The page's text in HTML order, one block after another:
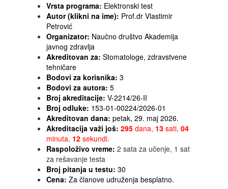
Vrsta programa: Elektronski test
Autor (klikni na ime): Prof.dr Vlastimir
Petrović
Organizator: Naučno društvo Akademija
javnog zdravlja
Akreditovan za: Stomatologe, zdravstvene
tehničare
Bodovi za korisnika: 3
Bodovi za autora: 5
Broj akreditacije: V-2214/26-II
Broj odluke: 153-01-00224/2026-01
Akreditovan dana: petak, 29. maj 2026.
Akreditacija važi još: 295 dana, 13 sati, 04
minuta, 12 sekundi.
Raspoloživo vreme: 2 sata za učenje, 1 sat
za rešavanje testa
Broj pitanja u testu: 30
Cena: Za članove udruženja besplatno.